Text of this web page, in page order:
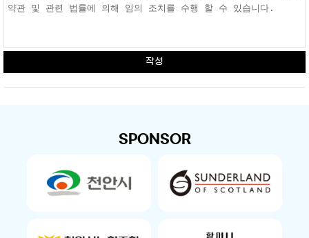
작성
SPONSOR